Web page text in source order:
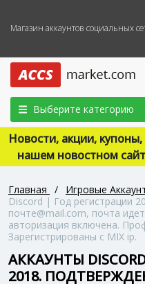
Магазин аккаунтов социальных
Выберите категорию
Новости, акции,
нашем новостном
Главная / Игровые
Discord | Год регистрации
почте@mail.com, почта
авторизация включена.
Зарегистрированы с MIX ip.
АККАУНТЫ
2018.